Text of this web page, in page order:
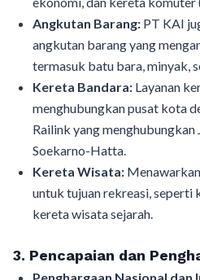
Angkutan Barang: PT KAI
angkutan barang yang
termasuk batu bara, minyak,
Kereta Bandara: Layanan
menghubungkan pusat kota
Railink yang
Soekarno-Hatta.
Kereta Wisata:
untuk tujuan rekreasi, seperti
kereta wisata sejarah.
3. Pencapaian dan